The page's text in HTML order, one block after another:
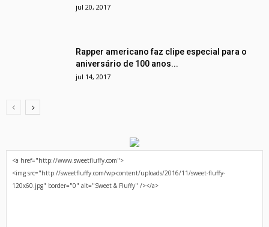
jul 20, 2017
Rapper americano faz clipe especial para o
aniversário de 100 anos...
jul 14, 2017